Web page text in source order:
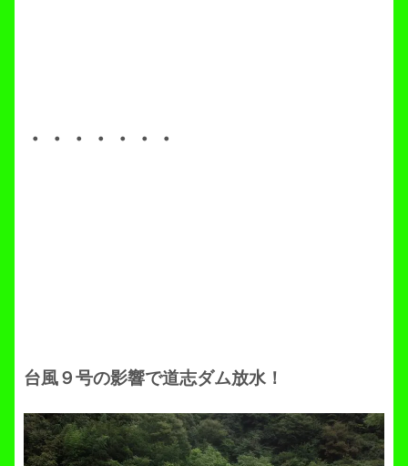
・・・・・・・
台風９号の影響で道志ダム放水！